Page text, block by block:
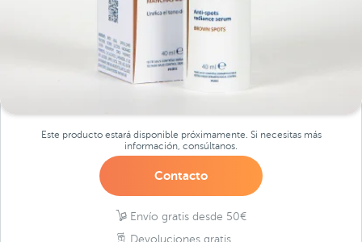
Este producto estará disponible próximamente. Si necesitas más
información, consúltanos.
Contacto
Envío gratis desde 50€
Devoluciones gratis